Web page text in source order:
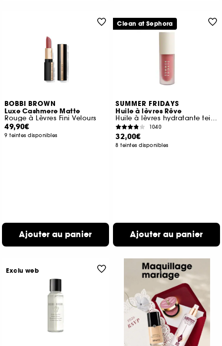
BOBBI BROWN
Luxe Cashmere Matte
Rouge à Lèvres Fini Velours
49,90€
9 teintes disponibles
Ajouter au panier
SUMMER FRIDAYS
Huile à lèvres Rêve
Huile à lèvres hydratante teintée
1040
32,00€
8 teintes disponibles
Ajouter au panier
Clean at Sephora
Exclu web